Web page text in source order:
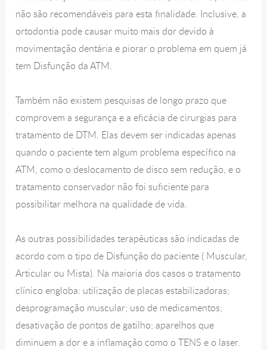
não são recomendáveis para esta finalidade. Inclusive, a
ortodontia pode causar muito mais dor devido à
movimentação dentária e piorar o problema em quem já
tem Disfunção da ATM.
Também não existem pesquisas de longo prazo que
comprovem a segurança e a eficácia de cirurgias para
tratamento de DTM. Elas devem ser indicadas apenas
quando o paciente tem algum problema específico na
ATM, como o deslocamento de disco sem redução, e o
tratamento conservador não foi suficiente para
possibilitar melhora na qualidade de vida.
As outras possibilidades terapêuticas são indicadas de
acordo com o tipo de Disfunção do paciente ( Muscular,
Articular ou Mista). Na maioria dos casos o tratamento
clínico engloba: utilização de placas estabilizadoras;
desprogramação muscular; uso de medicamentos;
desativação de pontos de gatilho; aparelhos que
diminuem a dor e a inflamação como o TENS e o laser.